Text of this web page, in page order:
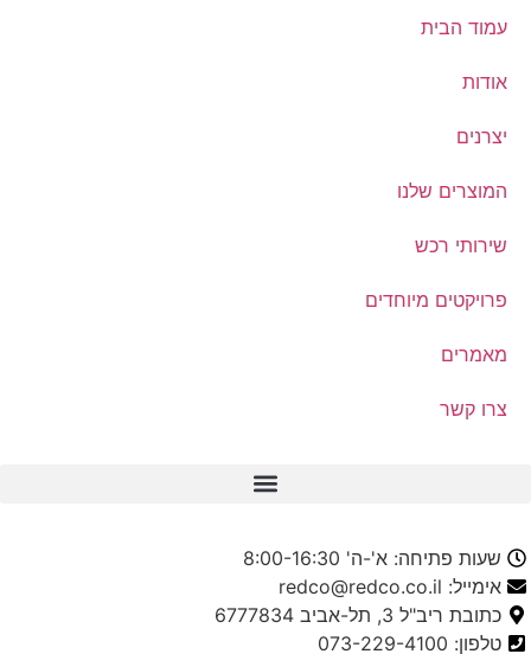
עמוד הבית
אודות
יצרנים
המוצרים שלנו
שירותי רכש
פרויקטים מיוחדים
מאמרים
צרו קשר
שעות פתיחה: א'-ה' 8:00-16:30
אימייל: redco@redco.co.il
כתובת ריב"ל 3, תל-אביב 6777834
טלפון: 073-229-4100